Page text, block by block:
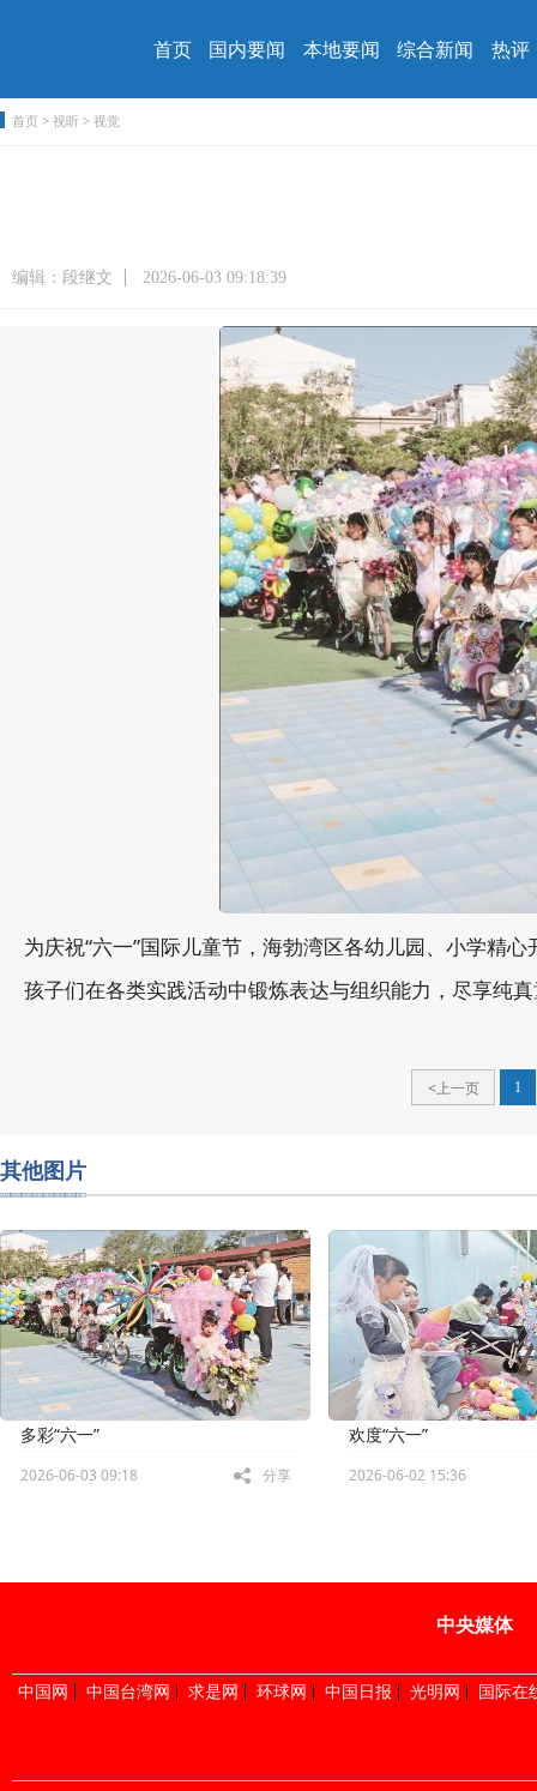
首页 国内要闻 本地要闻 综合新闻 热评
首页 > 视听 > 视觉
编辑：段继文 2026-06-03 09:18:39
为庆祝“六一”国际儿童节，海勃湾区各幼儿园、小学精
孩子们在各类实践活动中锻炼表达与组织能力，尽享纯
<上一页 1
其他图片
多彩“六一”
2026-06-03 09:18 分享
欢度“六一”
2026-06-02 15:36
中央媒体
中国网 中国台湾网 求是网 环球网 中国日报 光明网 国际在